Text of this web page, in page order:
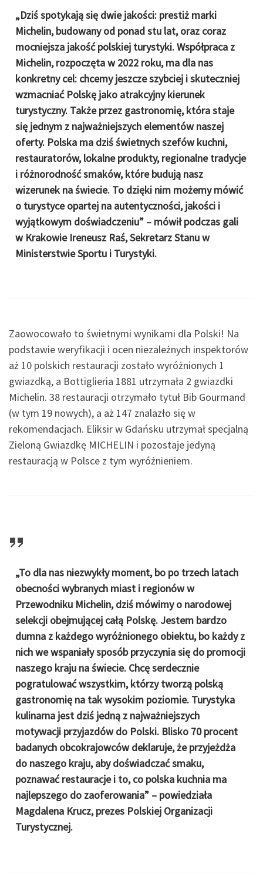
„Dziś spotykają się dwie jakości: prestiż marki
Michelin, budowany od ponad stu lat, oraz coraz
mocniejsza jakość polskiej turystyki. Współpraca z
Michelin, rozpoczęta w 2022 roku, ma dla nas
konkretny cel: chcemy jeszcze szybciej i skuteczniej
wzmacniać Polskę jako atrakcyjny kierunek
turystyczny. Także przez gastronomię, która staje
się jednym z najważniejszych elementów naszej
oferty. Polska ma dziś świetnych szefów kuchni,
restauratorów, lokalne produkty, regionalne tradycje
i różnorodność smaków, które budują nasz
wizerunek na świecie. To dzięki nim możemy mówić
o turystyce opartej na autentyczności, jakości i
wyjątkowym doświadczeniu” – mówił podczas gali
w Krakowie Ireneusz Raś, Sekretarz Stanu w
Ministerstwie Sportu i Turystyki.
Zaowocowało to świetnymi wynikami dla Polski! Na
podstawie weryfikacji i ocen niezależnych inspektorów
aż 10 polskich restauracji zostało wyróżnionych 1
gwiazdką, a Bottiglieria 1881 utrzymała 2 gwiazdki
Michelin. 38 restauracji otrzymało tytuł Bib Gourmand
(w tym 19 nowych), a aż 147 znalazło się w
rekomendacjach. Eliksir w Gdańsku utrzymał specjalną
Zieloną Gwiazdkę MICHELIN i pozostaje jedyną
restauracją w Polsce z tym wyróżnieniem.
„To dla nas niezwykły moment, bo po trzech latach
obecności wybranych miast i regionów w
Przewodniku Michelin, dziś mówimy o narodowej
selekcji obejmującej całą Polskę. Jestem bardzo
dumna z każdego wyróżnionego obiektu, bo każdy z
nich we wspaniały sposób przyczynia się do promocji
naszego kraju na świecie. Chcę serdecznie
pogratulować wszystkim, którzy tworzą polską
gastronomię na tak wysokim poziomie. Turystyka
kulinarna jest dziś jedną z najważniejszych
motywacji przyjazdów do Polski. Blisko 70 procent
badanych obcokrajowców deklaruje, że przyjeżdża
do naszego kraju, aby doświadczać smaku,
poznawać restauracje i to, co polska kuchnia ma
najlepszego do zaoferowania” – powiedziała
Magdalena Krucz, prezes Polskiej Organizacji
Turystycznej.